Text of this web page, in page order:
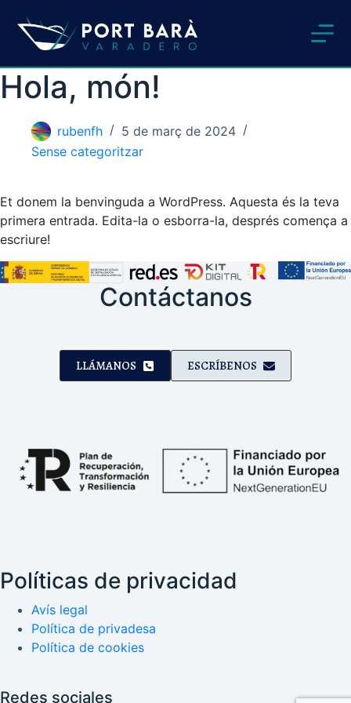
contingut
Hola, món!
rubenfh
5 de març de 2024
Sense categoritzar
Et donem la benvinguda a WordPress. Aquesta és la teva
primera entrada. Edita-la o esborra-la, després comença a
escriure!
Contáctanos
LLÁMANOS ESCRÍBENOS
Políticas de privacidad
Avís legal
Política de privadesa
Política de cookies
Redes sociales